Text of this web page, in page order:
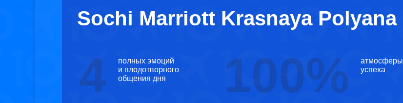
Sochi Marriott Krasnaya Polyana
4 100%
атмосферы
успеха
полных эмоций
и плодотворного
общения дня